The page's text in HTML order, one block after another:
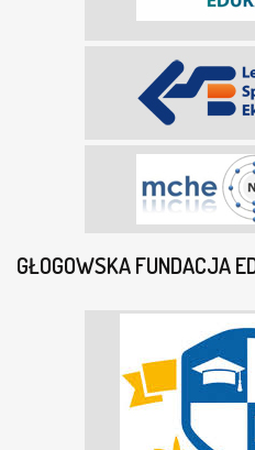
GŁOGOWSKA FUNDACJA